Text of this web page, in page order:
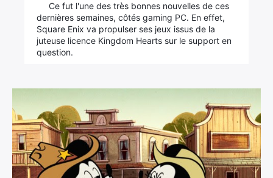
Ce fut l'une des très bonnes nouvelles de ces
dernières semaines, côtés gaming PC. En effet,
Square Enix va propulser ses jeux issus de la
juteuse licence Kingdom Hearts sur le support en
question.